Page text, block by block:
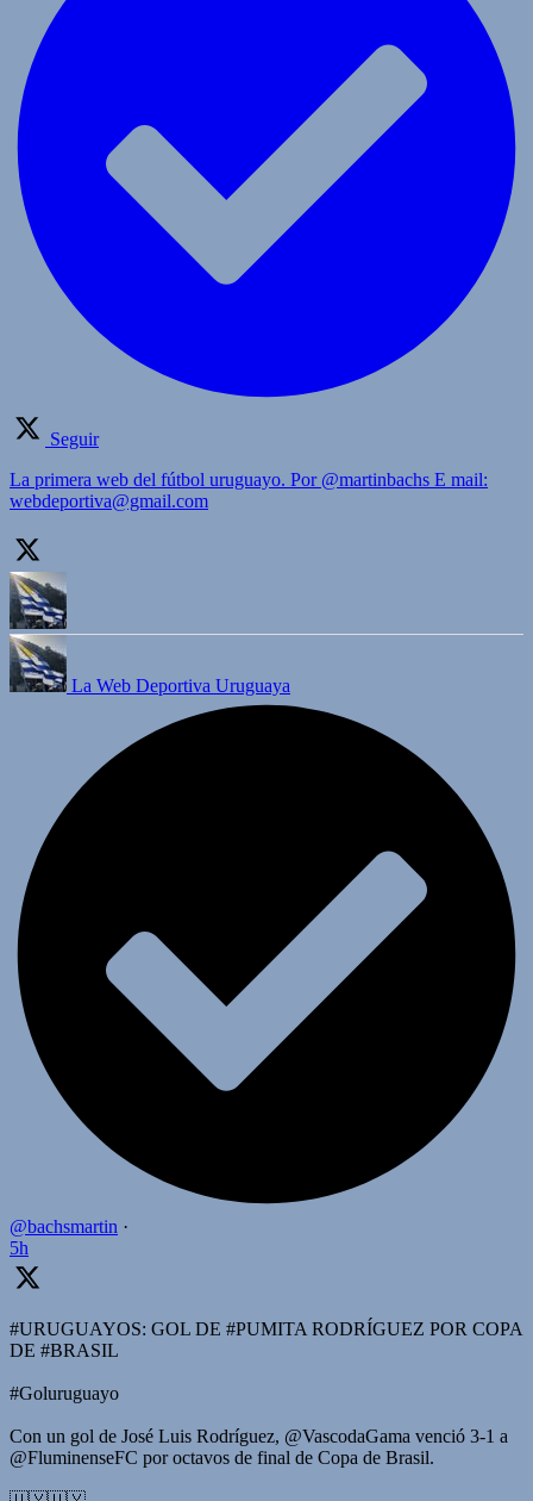
Seguir
La primera web del fútbol uruguayo. Por @martinbachs E mail:
webdeportiva@gmail.com
La Web Deportiva Uruguaya
@bachsmartin ·
5h
#URUGUAYOS: GOL DE #PUMITA RODRÍGUEZ POR COPA
DE #BRASIL
#Goluruguayo
Con un gol de José Luis Rodríguez, @VascodaGama venció 3-1 a
@FluminenseFC por octavos de final de Copa de Brasil.